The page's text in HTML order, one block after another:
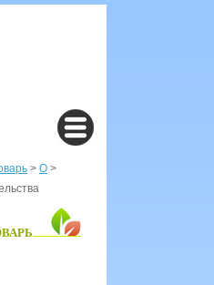
> О >